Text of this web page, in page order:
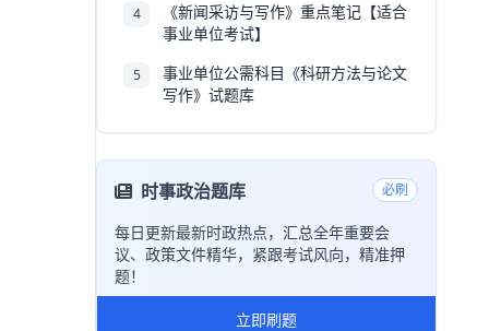
4
《新闻采访与写作》重点笔记【适合
事业单位考试】
5
事业单位公需科目《科研方法与论文
写作》试题库
时事政治题库 必刷
每日更新最新时政热点，汇总全年重要会
议、政策文件精华，紧跟考试风向，精准押
题！
立即刷题